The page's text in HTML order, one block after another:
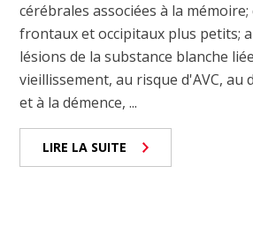
cérébrales associées à la mémoire;
frontaux et occipitaux plus petits;
lésions de la substance blanche
vieillissement, au risque d'AVC, au
et à la démence, ...
LIRE LA SUITE